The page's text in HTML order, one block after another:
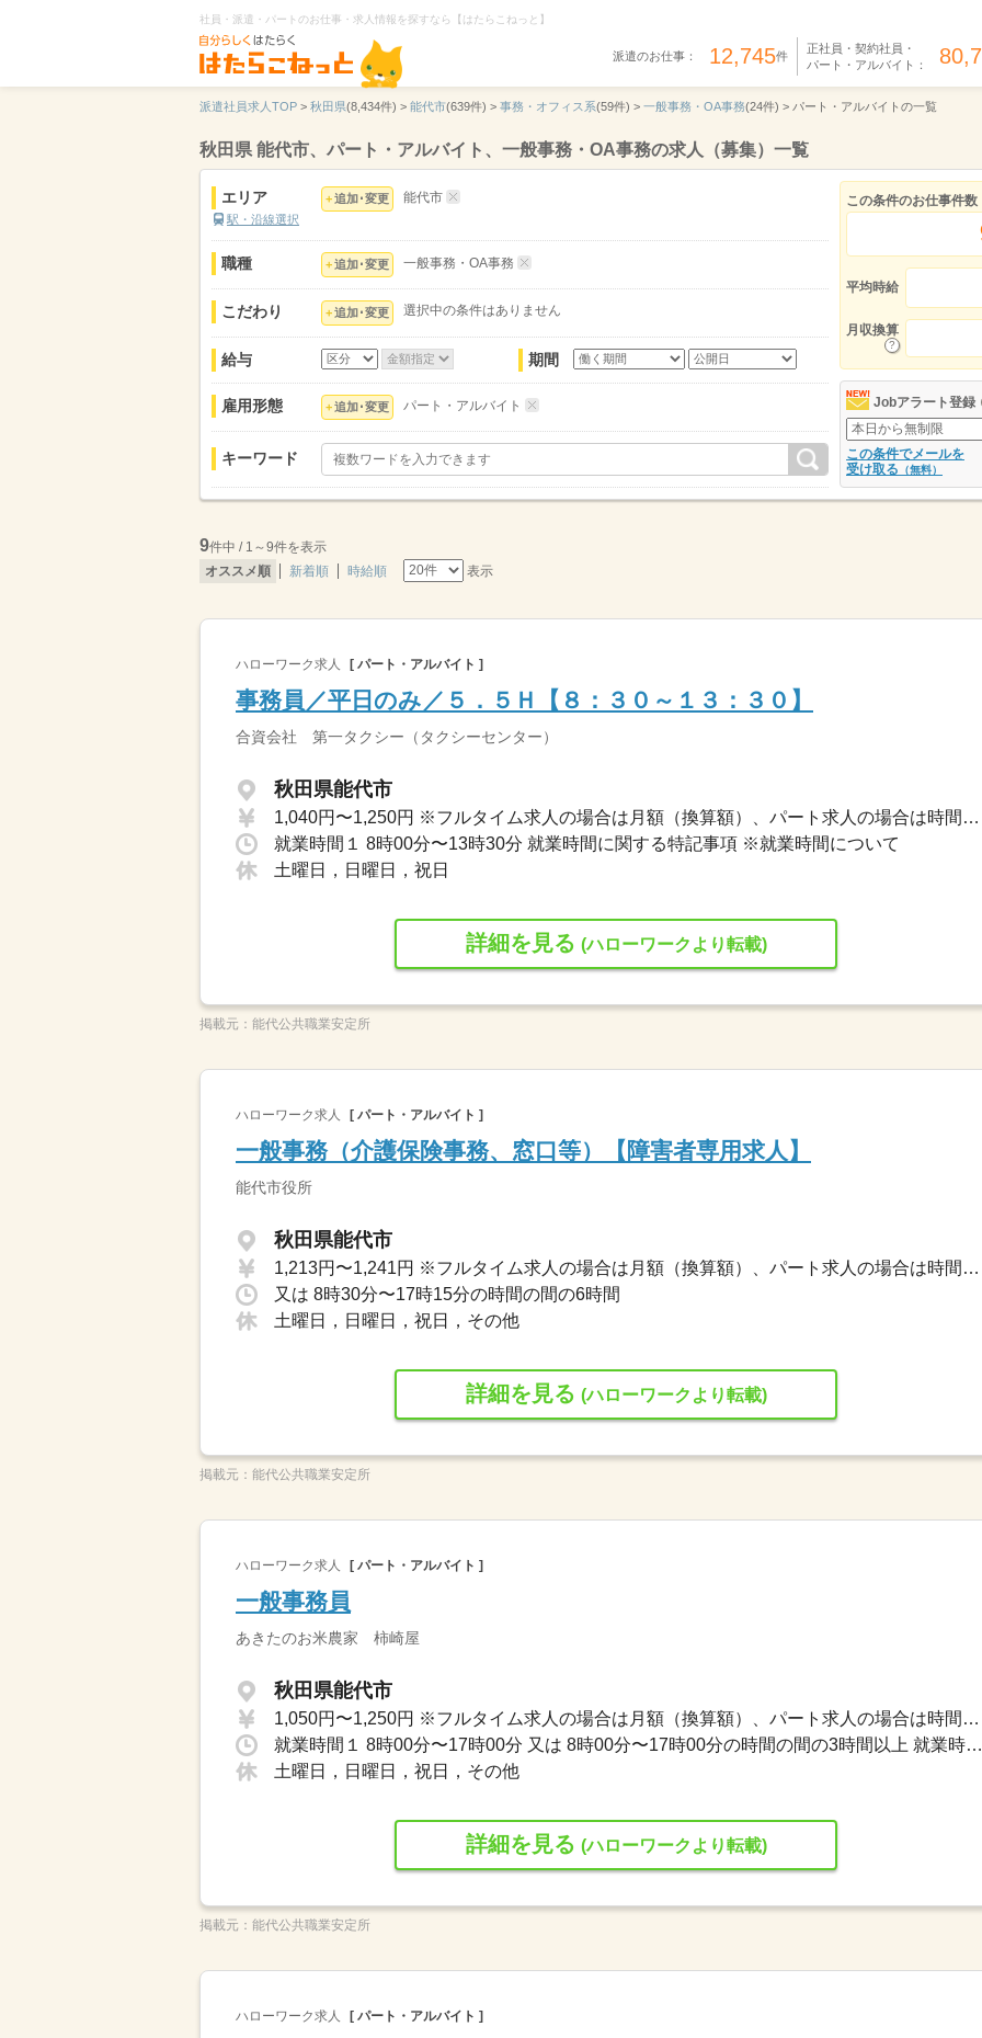
社員・派遣・パートのお仕事・求人情報を探すなら【はたらこねっと】
派遣のお仕事： 12,745件
正社員・契約社員・
パート・アルバイト：
派遣社員求人TOP > 秋田県(8,434件) > 能代市(639件) > 事務・オフィス系(59件) > 一般事務・OA事務(24件) > パート・アルバイトの一覧
秋田県 能代市、パート・アルバイト、一般事務・OA事務の求人（募集）一覧
エリア
駅・沿線選択
追加･変更 能代市
職種 追加･変更 一般事務・OA事務
こだわり 追加･変更 選択中の条件はありません
給与 期間
雇用形態 追加･変更 パート・アルバイト
キーワード
この条件のお仕事件数
平均時給
月収換算
Jobアラート登録
この条件でメールを
受け取る （無料）
9件中 / 1～9件を表示
オススメ順
新着順 時給順 表示
ハローワーク求人 [ パート・アルバイト ]
事務員／平日のみ／５．５Ｈ【８：３０～１３：３０】
合資会社 第一タクシー（タクシーセンター）
秋田県能代市
1,040円〜1,250円 ※フルタイム求人の場合は月額（換算額）、パート求人の場合は時間額を表示しています。
就業時間１ 8時00分〜13時30分 就業時間に関する特記事項 ※就業時間について
土曜日，日曜日，祝日
詳細を見る (ハローワークより転載)
掲載元： 能代公共職業安定所
ハローワーク求人 [ パート・アルバイト ]
一般事務（介護保険事務、窓口等）【障害者専用求人】
能代市役所
秋田県能代市
1,213円〜1,241円 ※フルタイム求人の場合は月額（換算額）、パート求人の場合は時間額を表示しています。
又は 8時30分〜17時15分の時間の間の6時間
土曜日，日曜日，祝日，その他
詳細を見る (ハローワークより転載)
掲載元： 能代公共職業安定所
ハローワーク求人 [ パート・アルバイト ]
一般事務員
あきたのお米農家 柿崎屋
秋田県能代市
1,050円〜1,250円 ※フルタイム求人の場合は月額（換算額）、パート求人の場合は時間額を表示しています。
就業時間１ 8時00分〜17時00分 又は 8時00分〜17時00分の時間の間の3時間以上 就業時間に関する特記事項 働いていただく方のご都合に合わせて時間を決めれますのでご要望
土曜日，日曜日，祝日，その他
詳細を見る (ハローワークより転載)
掲載元： 能代公共職業安定所
ハローワーク求人 [ パート・アルバイト ]